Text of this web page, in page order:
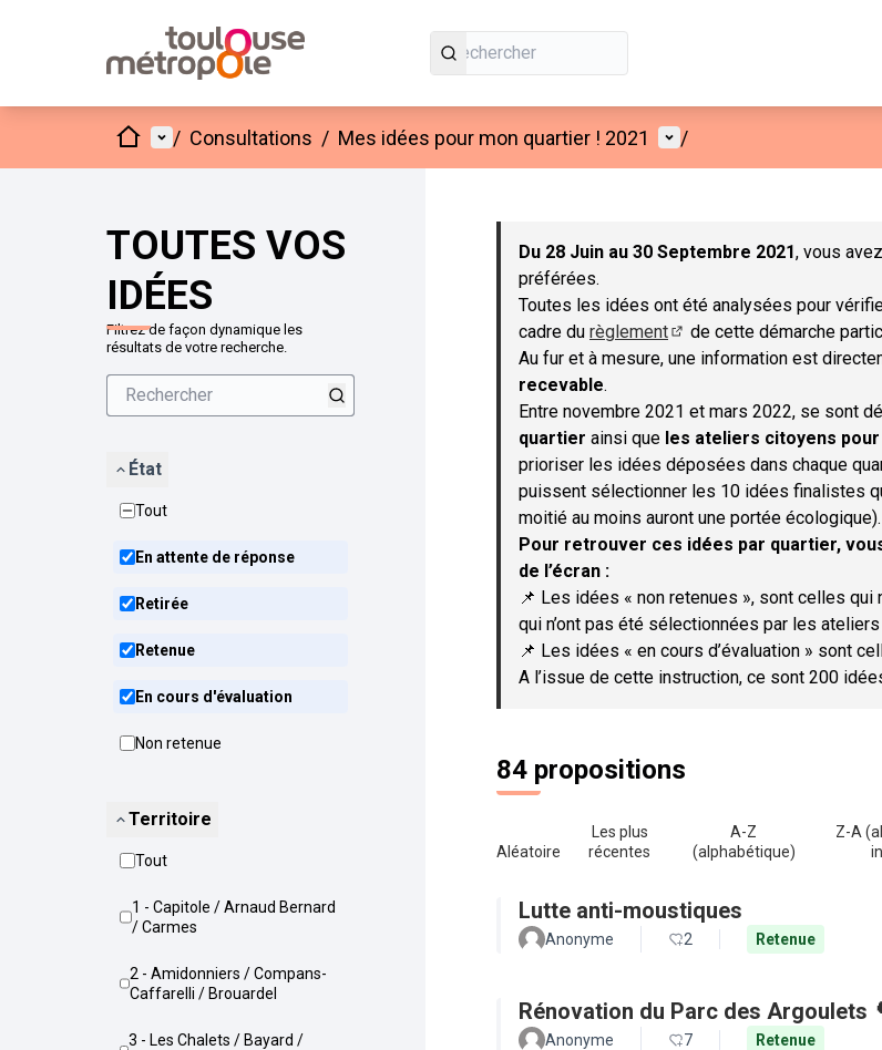
AccueilMenu principal
/ Consultations / Mes idées pour mon quartier ! 2021 Menu utilisateur
/
TOUTES VOS
IDÉES
Filtrez de façon dynamique les
résultats de votre recherche.
État
Tout
En attente de réponse
Retirée
Retenue
En cours d'évaluation
Non retenue
Territoire
Tout
1 - Capitole / Arnaud Bernard
/ Carmes
2 - Amidonniers / Compans-
Caffarelli / Brouardel
3 - Les Chalets / Bayard /
Passer la carte
Du 28 Juin au 30 Septembre 2021, vous
préférées.
Toutes les idées ont été analysées pour
cadre du règlement
(S'ouvre dans un nouvel
de cette démarche
Au fur et à mesure, une information est
recevable.
Entre novembre 2021 et mars 2022, se sont
quartier ainsi que les ateliers citoyens
prioriser les idées déposées dans chaque
puissent sélectionner les 10 idées finalistes
moitié au moins auront une portée écologique).
Pour retrouver ces idées par quartier,
de l’écran :
📌 Les idées « non retenues », sont celles
qui n’ont pas été sélectionnées par les
📌 Les idées « en cours d’évaluation » sont
A l’issue de cette instruction, ce sont 200
84 propositions
Aléatoire
Les plus
récentes
A-Z
(alphabétique)
Z-A
Lutte anti-moustiques
Anonyme 2 Retenue
Rénovation du Parc des Argoulets
Anonyme 7 Retenue